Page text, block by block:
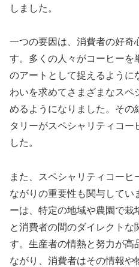
しました。
一つの要因は、消費者の好奇
す。多くの人々がコーヒーを
のアートとして捉えるように
わいを求めてさまざまなスペ
めるようになりました。その
タリーがスペシャリティコー
した。
また、スペシャリティコー
ながりの重要性も関与してい
ーは、特定の地域や農園で
と消費者の間のダイレクトな
す。生産者の情熱と努力が高
ながり、消費者はその情報や